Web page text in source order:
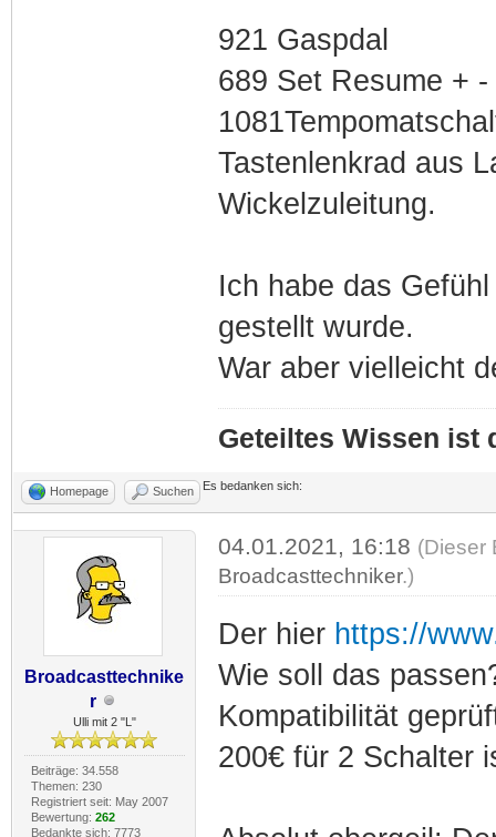
921 Gaspdal
689 Set Resume +
Tastenlenkrad aus
Wickelzuleitung.
Ich habe das
gestellt wurde.
War aber vielleicht
Geteiltes Wissen ist
Homepage Suchen Es bedanken sich:
Broadcasttechnike
r
Ulli mit 2 "L"
Beiträge: 34.558
Themen: 230
Registriert seit: May 2007
Bewertung: 262
Bedankte sich: 7773
04.01.2021, 16:18 (Dieser
Broadcasttechniker.)
Der hier https://
Wie soll das
Kompatibilität
200€ für 2 Schalter